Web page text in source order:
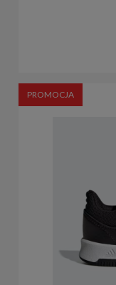
PROMOCJA